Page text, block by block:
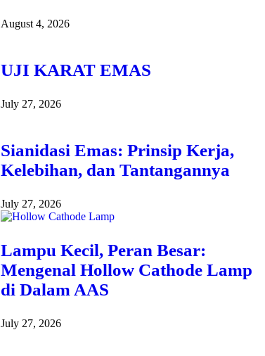
August 4, 2026
UJI KARAT EMAS
July 27, 2026
Sianidasi Emas: Prinsip Kerja,
Kelebihan, dan Tantangannya
July 27, 2026
Lampu Kecil, Peran Besar:
Mengenal Hollow Cathode Lamp
di Dalam AAS
July 27, 2026